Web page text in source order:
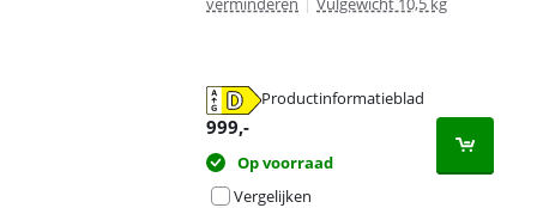
Productinformatieblad
999,-
Op voorraad
Vergelijken